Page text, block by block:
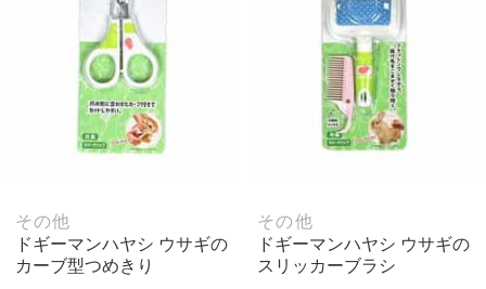
その他
ドギーマンハヤシ ウサギの
カーブ型つめきり
その他
ドギーマンハヤシ ウサギの
スリッカーブラシ